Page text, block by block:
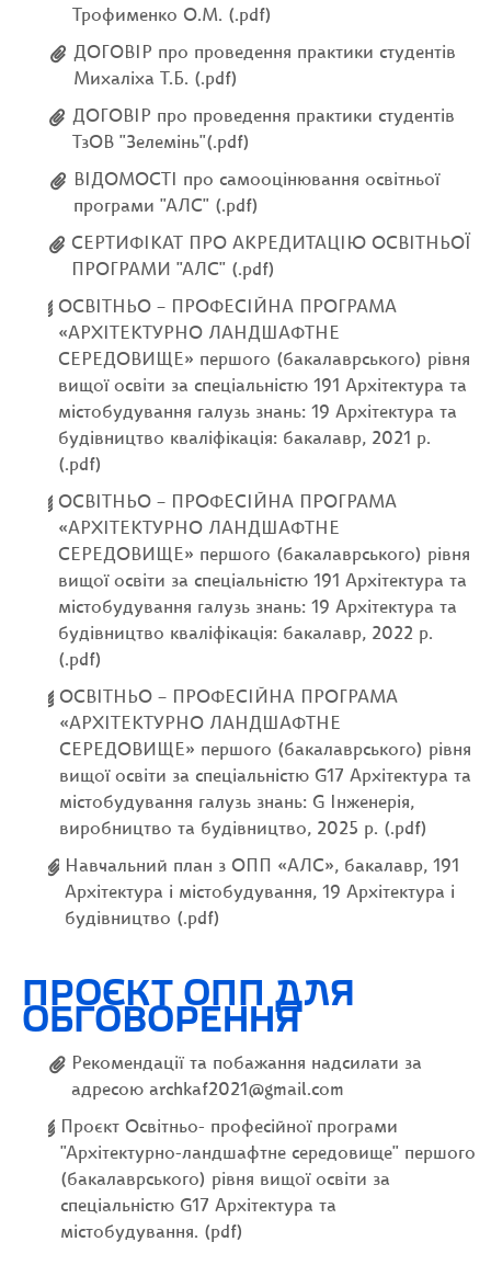
Трофименко О.М. (.pdf)
ДОГОВІР про проведення практики студентів
Михаліха Т.Б. (.pdf)
ДОГОВІР про проведення практики студентів
ТзОВ "Зелемінь"(.pdf)
ВІДОМОСТІ про самооцінювання освітньої
програми "АЛС" (.pdf)
СЕРТИФІКАТ ПРО АКРЕДИТАЦІЮ ОСВІТНЬОЇ
ПРОГРАМИ "АЛС" (.pdf)
ОСВІТНЬО – ПРОФЕСІЙНА ПРОГРАМА
«АРХІТЕКТУРНО ЛАНДШАФТНЕ
СЕРЕДОВИЩЕ» першого (бакалаврського) рівня
вищої освіти за спеціальністю 191 Архітектура та
містобудування галузь знань: 19 Архітектура та
будівництво кваліфікація: бакалавр, 2021 р.
(.pdf)
ОСВІТНЬО – ПРОФЕСІЙНА ПРОГРАМА
«АРХІТЕКТУРНО ЛАНДШАФТНЕ
СЕРЕДОВИЩЕ» першого (бакалаврського) рівня
вищої освіти за спеціальністю 191 Архітектура та
містобудування галузь знань: 19 Архітектура та
будівництво кваліфікація: бакалавр, 2022 р.
(.pdf)
ОСВІТНЬО – ПРОФЕСІЙНА ПРОГРАМА
«АРХІТЕКТУРНО ЛАНДШАФТНЕ
СЕРЕДОВИЩЕ» першого (бакалаврського) рівня
вищої освіти за спеціальністю G17 Архітектура та
містобудування галузь знань: G Інженерія,
виробництво та будівництво, 2025 р. (.pdf)
Навчальний план з ОПП «АЛС», бакалавр, 191
Архітектура і містобудування, 19 Архітектура і
будівництво (.pdf)
ПРОЄКТ ОПП ДЛЯ
ОБГОВОРЕННЯ
Рекомендації та побажання надсилати за
адресою archkaf2021@gmail.com
Проєкт Освітньо- професійної програми
"Архітектурно-ландшафтне середовище" першого
(бакалаврського) рівня вищої освіти за
спеціальністю G17 Архітектура та
містобудування. (pdf)